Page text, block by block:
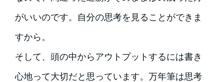
がいいのです。自分の思考を見ることができま
すから。
そして、頭の中からアウトプットするには書き
心地って大切だと思っています。万年筆は思考